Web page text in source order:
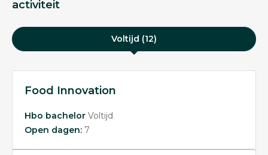
activiteit
Voltijd (12)
Food Innovation
Hbo bachelor Voltijd
Open dagen: 7